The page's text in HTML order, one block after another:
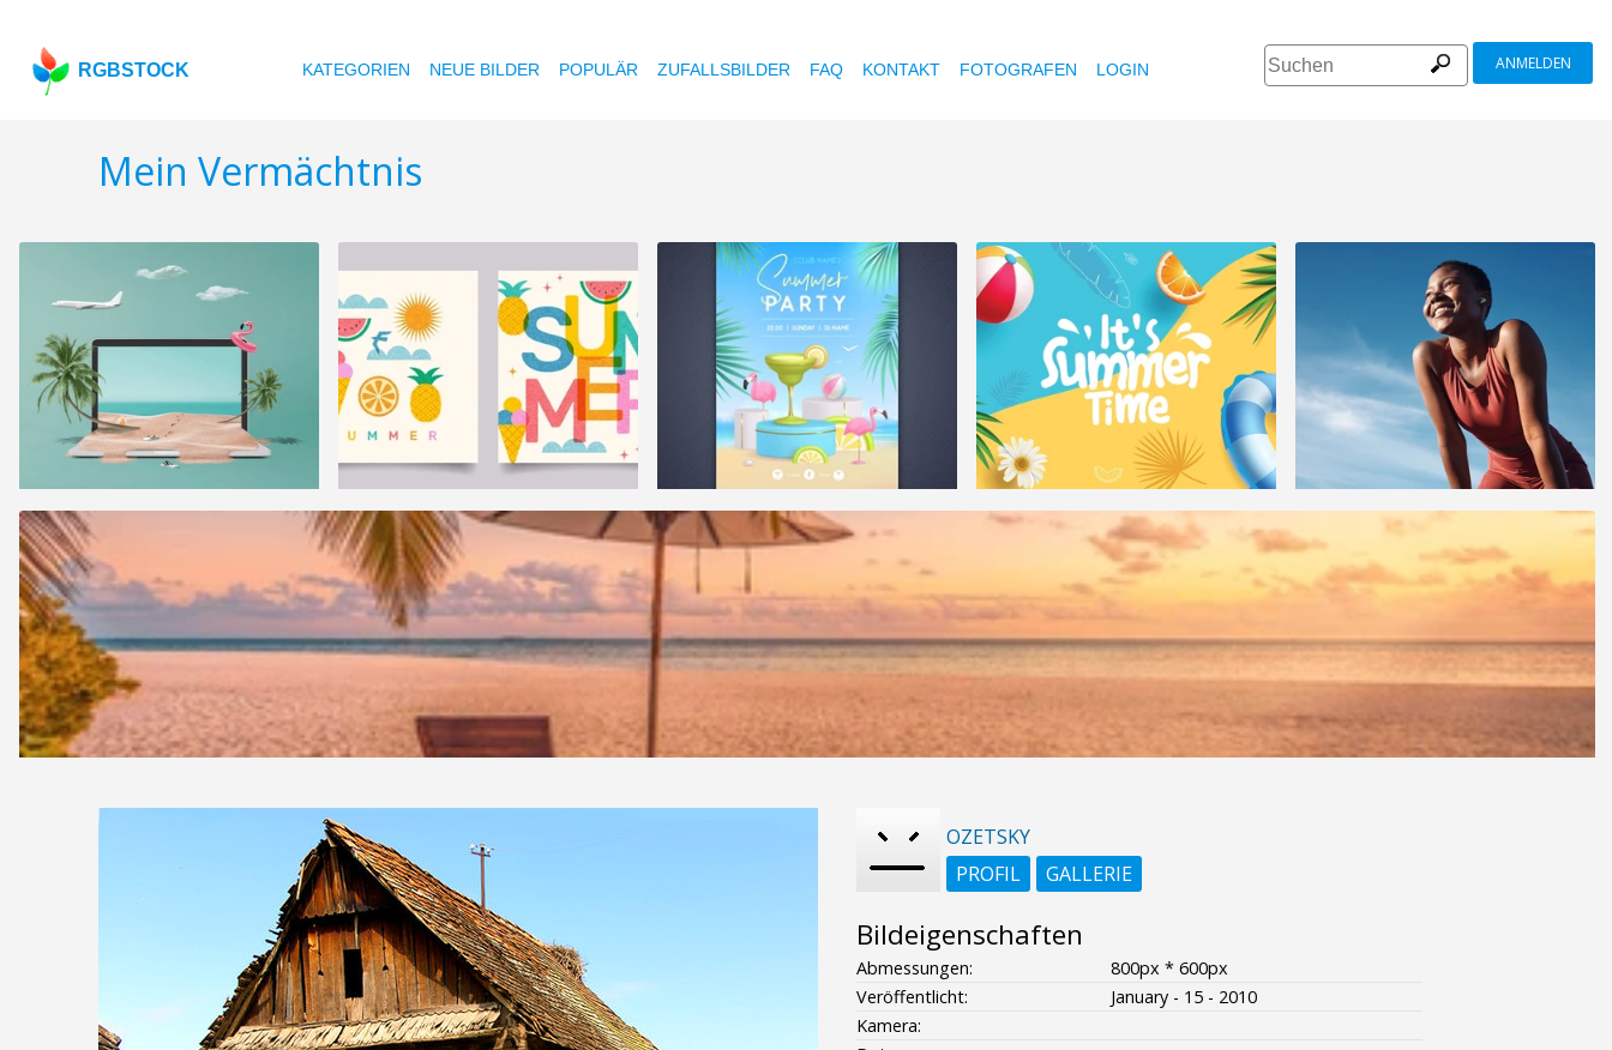
RGBSTOCK KATEGORIEN NEUE BILDER POPULÄR ZUFALLSBILDER FAQ KONTAKT FOTOGRAFEN LOGIN ANMELDEN
Mein Vermächtnis
OZETSKY
PROFIL
GALLERIE
Bildeigenschaften
Abmessungen:
800px * 600px
Veröffentlicht:
January - 15 - 2010
Kamera: